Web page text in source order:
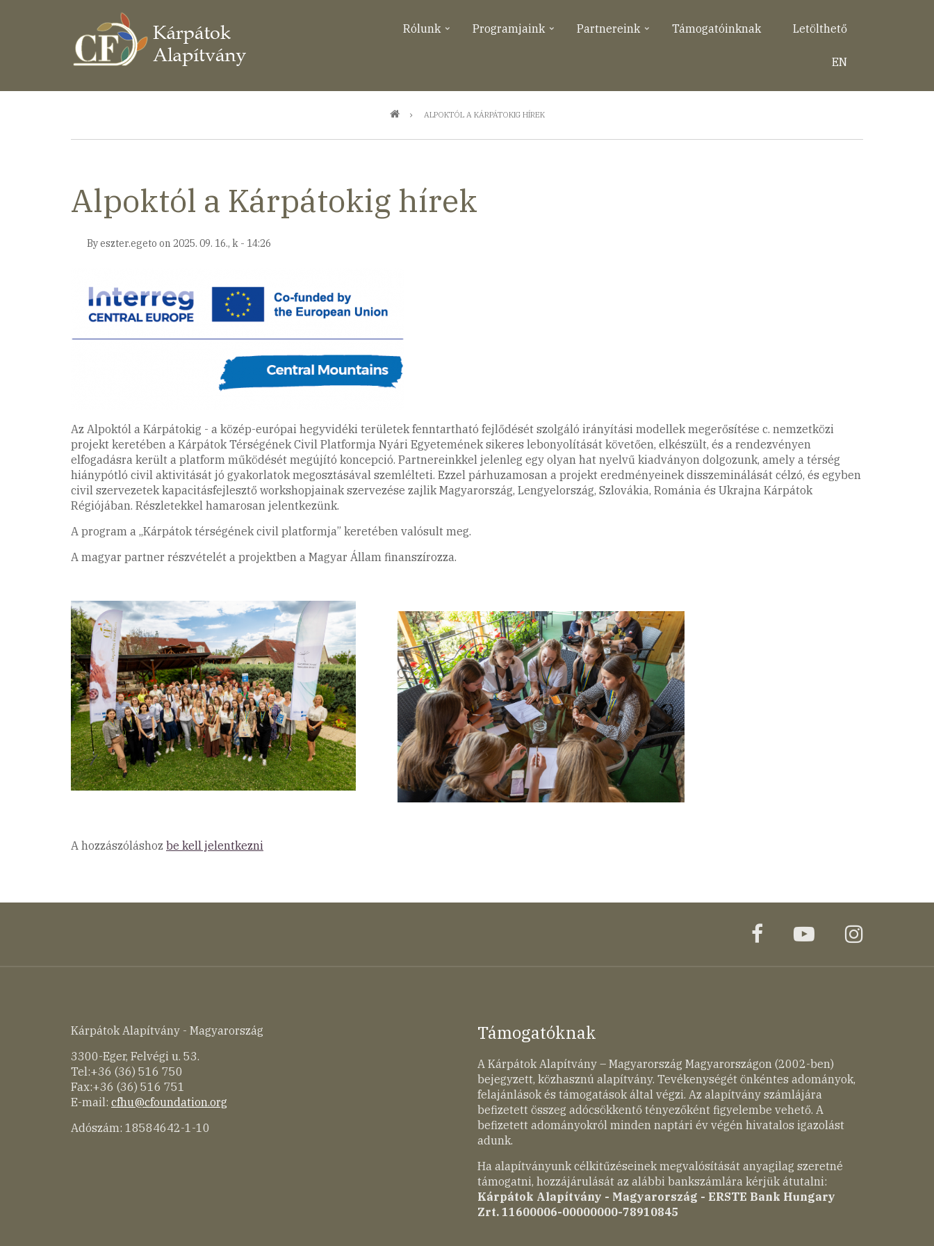
Rólunk Programjaink Partnereink Támogatóinknak Letölthető
EN
ALPOKTÓL A KÁRPÁTOKIG HÍREK
Alpoktól a Kárpátokig hírek
Byeszter.egeto on 2025. 09. 16., k - 14:26
Az Alpoktól a Kárpátokig - a közép-európai hegyvidéki területek fenntartható fejlődését szolgáló irányítási modellek megerősítése c. nemzetközi
projekt keretében a Kárpátok Térségének Civil Platformja Nyári Egyetemének sikeres lebonyolítását követően, elkészült, és a rendezvényen
elfogadásra került a platform működését megújító koncepció. Partnereinkkel jelenleg egy olyan hat nyelvű kiadványon dolgozunk, amely a térség
hiánypótló civil aktivitását jó gyakorlatok megosztásával szemlélteti. Ezzel párhuzamosan a projekt eredményeinek disszeminálását célzó, és egyben
civil szervezetek kapacitásfejlesztő workshopjainak szervezése zajlik Magyarország, Lengyelország, Szlovákia, Románia és Ukrajna Kárpátok
Régiójában. Részletekkel hamarosan jelentkezünk.
A program a „Kárpátok térségének civil platformja” keretében valósult meg.
A magyar partner részvételét a projektben a Magyar Állam finanszírozza.
A hozzászóláshoz be kell jelentkezni
facebookyoutube
Kárpátok Alapítvány - Magyarország
3300-Eger, Felvégi u. 53.
Tel:+36 (36) 516 750
Fax:+36 (36) 516 751
E-mail: cfhu@cfoundation.org
Adószám: 18584642-1-10
Támogatóknak
A Kárpátok Alapítvány – Magyarország Magyarországon (2002-ben)
bejegyzett, közhasznú alapítvány. Tevékenységét önkéntes adományok,
felajánlások és támogatások által végzi. Az alapítvány számlájára
befizetett összeg adócsökkentő tényezőként figyelembe vehető. A
befizetett adományokról minden naptári év végén hivatalos igazolást
adunk.
Ha alapítványunk célkitűzéseinek megvalósítását anyagilag szeretné
támogatni, hozzájárulását az alábbi bankszámlára kérjük átutalni:
Kárpátok Alapítvány - Magyarország - ERSTE Bank Hungary
Zrt. 11600006-00000000-78910845